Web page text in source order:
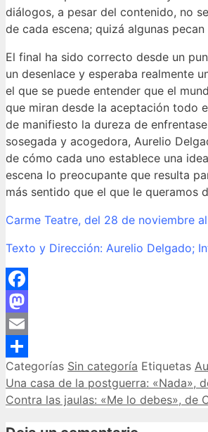
diálogos, a pesar del contenido, no
de cada escena; quizá algunas
El final ha sido correcto desde un
un desenlace y esperaba realmente
el que se puede entender que el
que miran desde la aceptación todo
de manifiesto la dureza de
sosegada y acogedora, Aurelio
de cómo cada uno establece una
escena lo preocupante que resulta
más sentido que el que le queramos
Carme Teatre, del 28 de noviembre
Texto y Dirección: Aurelio Delgado;
Facebook
Mastodon
Email
Compartir
Categorías Sin categoría Etiquetas
Una casa de la postguerra: «Nada»,
Contra las jaulas: «Me lo debes», de